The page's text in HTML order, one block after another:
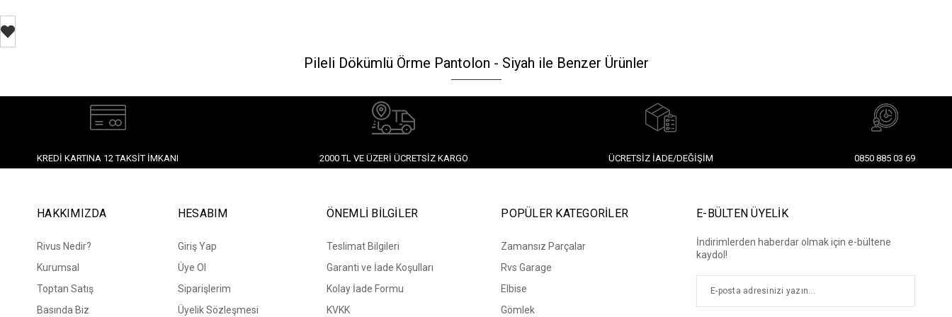
Pileli Dökümlü Örme Pantolon - Siyah ile Benzer Ürünler
KREDI KARTINA 12 TAKSIT İMKANI 2000 TL VE ÜZERI ÜCRETSIZ KARGO ÜCRETSIZ İADE/DEĞIŞIM 0850 885 03 69
HAKKIMIZDA
Rivus Nedir?
Kurumsal
Toptan Satış
Basında Biz
HESABIM
Giriş Yap
Üye Ol
Siparişlerim
Üyelik Sözleşmesi
ÖNEMLİ BİLGİLER
Teslimat Bilgileri
Garanti ve İade Koşulları
Kolay İade Formu
KVKK
POPÜLER KATEGORİLER
Zamansız Parçalar
Rvs Garage
Elbise
Gömlek
E-BÜLTEN ÜYELİK
İndirimlerden haberdar olmak için e-bültene
kaydol!